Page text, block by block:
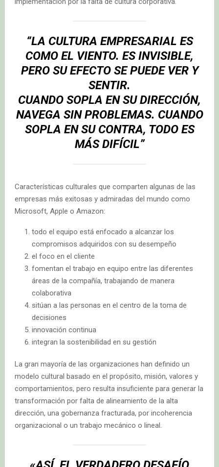
“LA CULTURA EMPRESARIAL ES
COMO EL VIENTO. ES INVISIBLE,
PERO SU EFECTO SE PUEDE VER Y
SENTIR.
CUANDO SOPLA EN SU DIRECCIÓN,
NAVEGA SIN PROBLEMAS. CUANDO
SOPLA EN SU CONTRA, TODO ES
MÁS DIFÍCIL”
Características culturales que comparten algunas de las
empresas más exitosas y admiradas del mundo como
Microsoft, Apple o Amazon:
todo el equipo está enfocado a alcanzar los
compromisos adquiridos con su desempeño
el foco en el cliente
fomentan el trabajo en equipo entre las diferentes
áreas de la compañía, trabajando de manera
colaborativa
sitúan a las personas en el centro de la toma de
decisiones
innovación continua
integran la sostenibilidad en su gestión
La gran mayoría de las organizaciones han definido un
modelo cultural basado en el propósito, misión, valores y
comportamientos, pero resulta insuficiente para generar la
transformación por falta de alineamiento de la alta
dirección, una gobernanza fracturada, por incoherencia
organizacional o un trabajo mecánico o lineal.